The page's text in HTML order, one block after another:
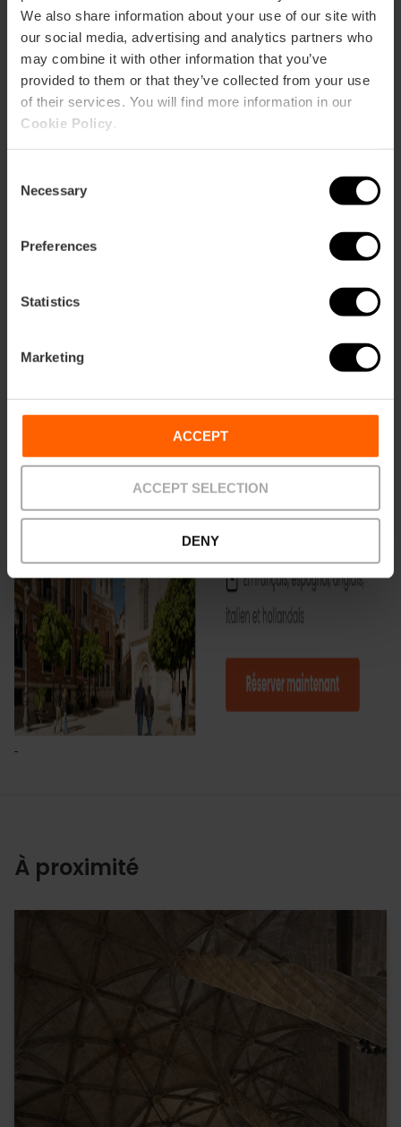
We also share information about your use of our site with
our social media, advertising and analytics partners who
may combine it with other information that you’ve
provided to them or that they’ve collected from your use
of their services. You will find more information in our
Cookie Policy
Selection
Necessary
Preferences
Statistics
Marketing
ACCEPT
ACCEPT SELECTION
DENY
Directions
Laissez-vous guider dans les coins les plus authentiques de
À proximité